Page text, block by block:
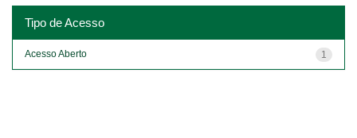
Tipo de Acesso
1
Acesso Aberto